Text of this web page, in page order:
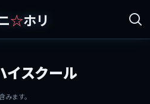
☆ホリ
イスクール
ます。